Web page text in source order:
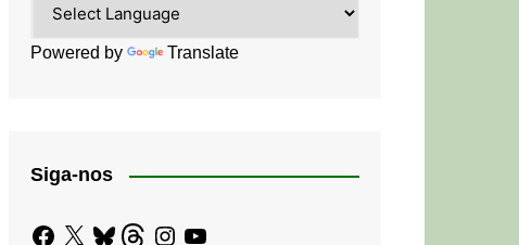
Powered by Translate
Siga-nos
Facebook
X BlueskyThreadsInstagram
YouTube